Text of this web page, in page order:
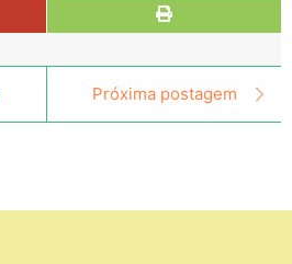
Próxima postagem